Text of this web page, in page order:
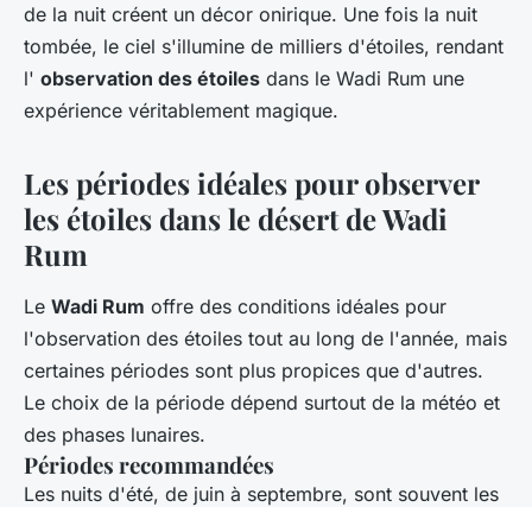
de la nuit créent un décor onirique. Une fois la nuit
tombée, le ciel s'illumine de milliers d'étoiles, rendant
l' observation des étoiles dans le Wadi Rum une
expérience véritablement magique.
Les périodes idéales pour observer
les étoiles dans le désert de Wadi
Rum
Le Wadi Rum offre des conditions idéales pour
l'observation des étoiles tout au long de l'année, mais
certaines périodes sont plus propices que d'autres.
Le choix de la période dépend surtout de la météo et
des phases lunaires.
Périodes recommandées
Les nuits d'été, de juin à septembre, sont souvent les